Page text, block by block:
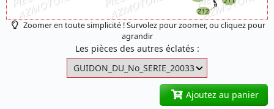
Zoomer en toute simplicité ! Survolez pour zoomer, ou cliquez pour
agrandir
Les pièces des autres éclatés :
Ajoutez au panier